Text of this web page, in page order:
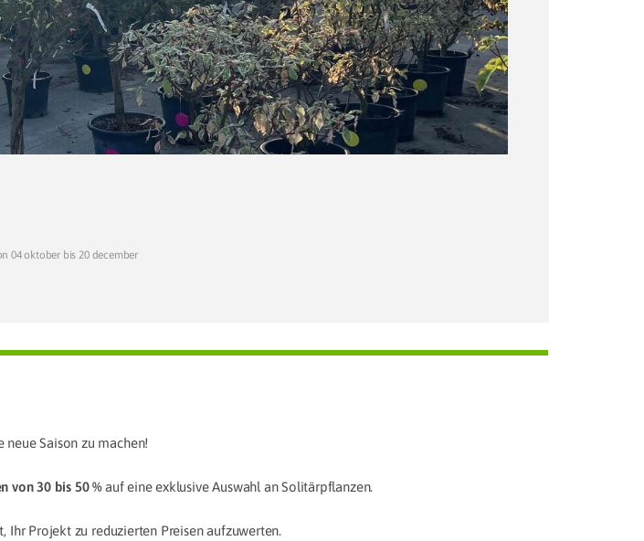
04 oktober bis 20 december
Saison zu machen!
von 30 bis 50 %auf eine exklusive Auswahl an Solitärpflanzen.
Ihr Projekt zu reduzierten Preisen aufzuwerten.